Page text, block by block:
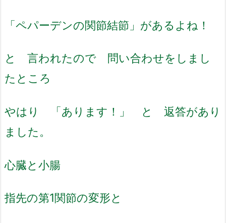
「ペパーデンの関節結節」があるよね！
と 言われたので 問い合わせをしまし
たところ
やはり 「あります！」 と 返答があり
ました。
心臓と小腸
指先の第1関節の変形と